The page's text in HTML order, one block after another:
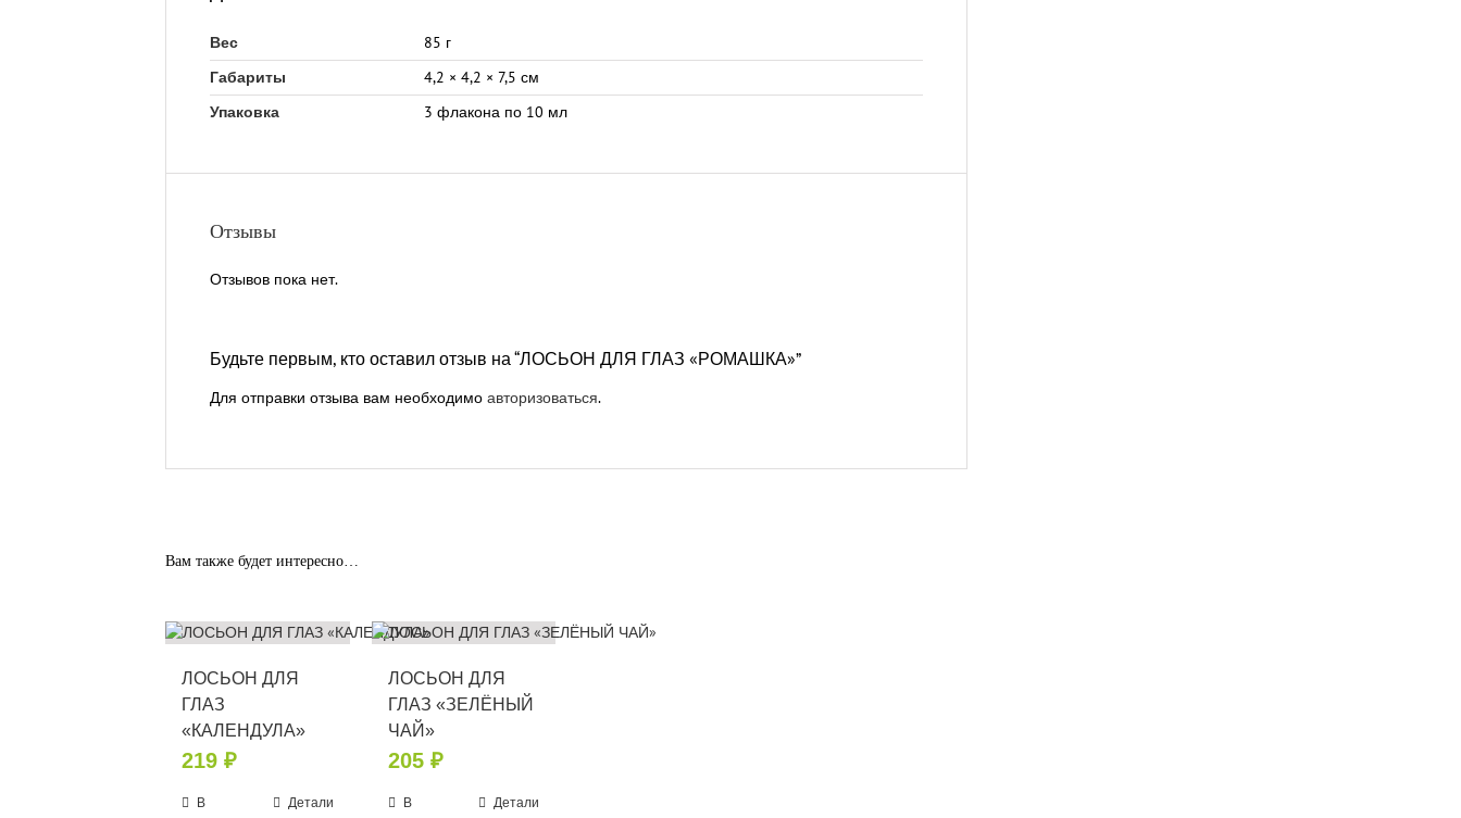
Вес 85 г
Габариты 4,2 × 4,2 × 7,5 см
Упаковка 3 флакона по 10 мл
Отзывы
Отзывов пока нет.
Будьте первым, кто оставил отзыв на “ЛОСЬОН ДЛЯ ГЛАЗ «РОМАШКА»”
Для отправки отзыва вам необходимо авторизоваться.
Вам также будет интересно…
ЛОСЬОН ДЛЯ
ГЛАЗ
«КАЛЕНДУЛА»
219 ₽
В
Детали
ЛОСЬОН ДЛЯ
ГЛАЗ «ЗЕЛЁНЫЙ
ЧАЙ»
205 ₽
В
Детали